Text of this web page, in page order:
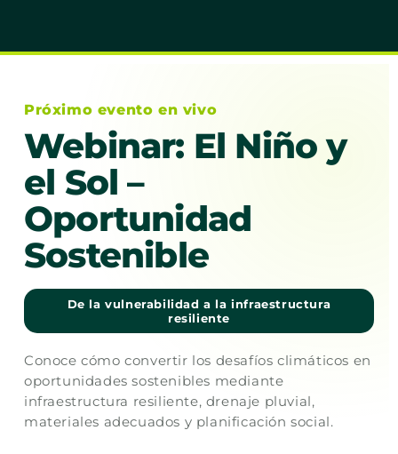
Próximo evento en vivo
Webinar: El Niño y
el Sol –
Oportunidad
Sostenible
De la vulnerabilidad a la infraestructura
resiliente
Conoce cómo convertir los desafíos climáticos en
oportunidades sostenibles mediante
infraestructura resiliente, drenaje pluvial,
materiales adecuados y planificación social.